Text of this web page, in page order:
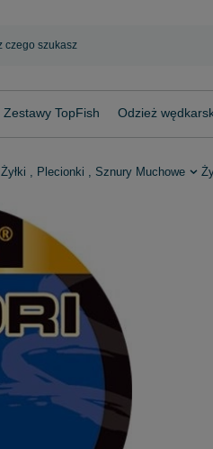
Zestawy TopFish Odzież
Żyłki , Plecionki , Sznury Muchowe